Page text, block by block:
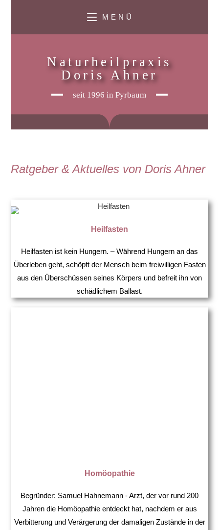
M E N Ü
Naturheilpraxis
Doris Ahner
seit 1996 in Pyrbaum
Ratgeber & Aktuelles von Doris Ahner
Heilfasten
Heilfasten ist kein Hungern. – Während Hungern an das
Überleben geht, schöpft der Mensch beim freiwilligen Fasten
aus den Überschüssen seines Körpers und befreit ihn von
schädlichem Ballast.
Homöopathie
Begründer: Samuel Hahnemann - Arzt, der vor rund 200
Jahren die Homöopathie entdeckt hat, nachdem er aus
Verbitterung und Verärgerung der damaligen Zustände in der